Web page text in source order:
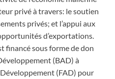
privé à travers: le soutien
privés; et l’appui aux
d’exportations.
financé sous forme de don
(BAD) à
(FAD) pour